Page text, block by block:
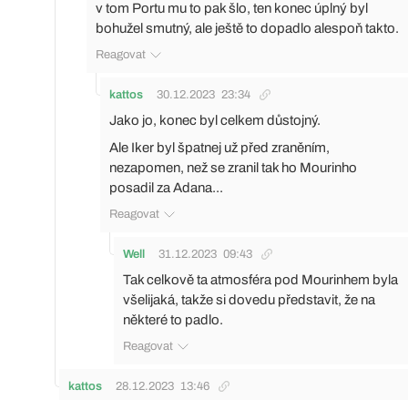
v tom Portu mu to pak šlo, ten konec úplný byl
bohužel smutný, ale ještě to dopadlo alespoň takto.
Reagovat
kattos 30.12.2023 23:34
Jako jo, konec byl celkem důstojný.
Ale Iker byl špatnej už před zraněním,
nezapomen, než se zranil tak ho Mourinho
posadil za Adana...
Reagovat
Well 31.12.2023 09:43
Tak celkově ta atmosféra pod Mourinhem byla
všelijaká, takže si dovedu představit, že na
některé to padlo.
Reagovat
kattos 28.12.2023 13:46